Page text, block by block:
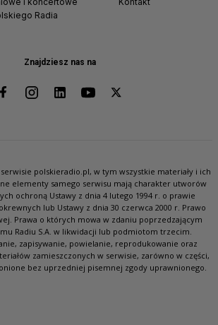
Znajdziesz nas na
Radia
polskieradio.pl, w tym wszystkie materiały i ich
elementy samego serwisu mają charakter utworów
ochroną Ustawy z dnia 4 lutego 1994 r. o prawie
lub Ustawy z dnia 30 czerwca 2000 r. Prawo
Prawa o których mowa w zdaniu poprzedzającym
Radiu S.A. w likwidacji lub podmiotom trzecim.
zapisywanie, powielanie, reprodukowanie oraz
zamieszczonych w serwisie, zarówno w części,
bez uprzedniej pisemnej zgody uprawnionego.